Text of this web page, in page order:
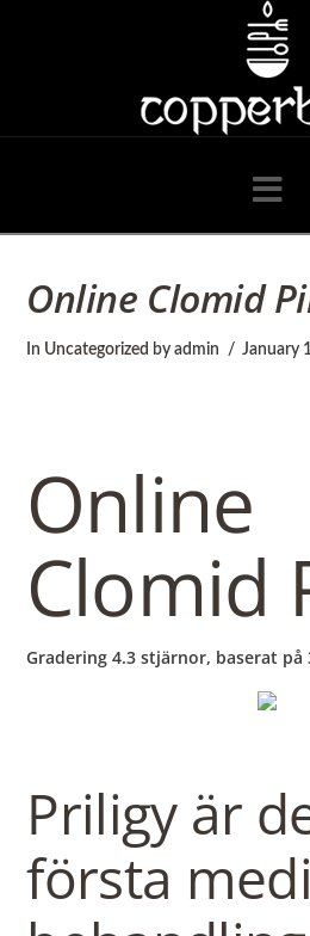
o
p
p
e
r
b
o
l
Online Clomid
In Uncategorized by admin January
Online
Clomid
Gradering4.3 stjärnor, baserat på
Priligy är
första